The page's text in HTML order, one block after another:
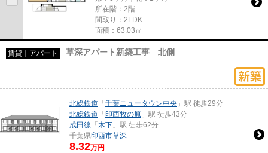
所在階：2階
間取り：2LDK
面積：63.03㎡
賃貸｜アパート 草深アパート新築工事 北側
北総鉄道 「千葉ニュータウン中央 」駅 徒歩29分
北総鉄道 「印西牧の原 」駅 徒歩43分
成田線 「木下 」駅 徒歩62分
千葉県印西市草深
8.32万円